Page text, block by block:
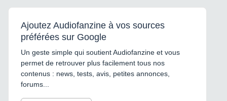
Ajoutez Audiofanzine à vos sources
préférées sur Google
Un geste simple qui soutient Audiofanzine et vous
permet de retrouver plus facilement tous nos
contenus : news, tests, avis, petites annonces,
forums...